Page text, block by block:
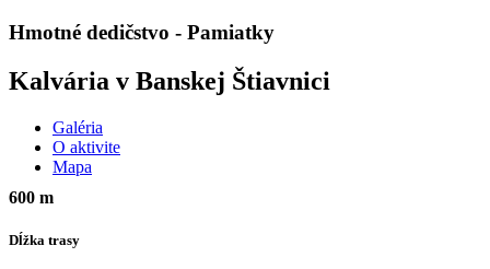
Hmotné dedičstvo - Pamiatky
Kalvária v Banskej Štiavnici
Galéria
O aktivite
Mapa
600 m
Dĺžka trasy